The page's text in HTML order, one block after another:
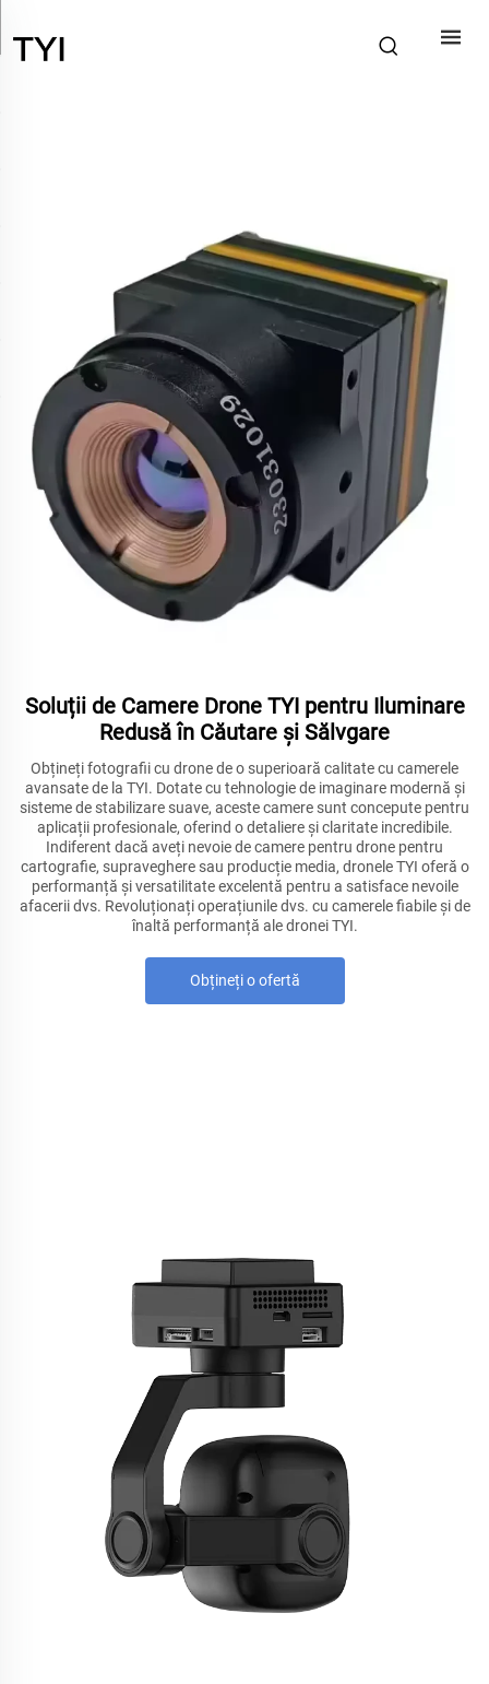
Soluții de Camere Drone TYI pentru Iluminare
Redusă în Căutare și Sălvgare
Obțineți fotografii cu drone de o superioară calitate cu camerele
avansate de la TYI. Dotate cu tehnologie de imaginare modernă și
sisteme de stabilizare suave, aceste camere sunt concepute pentru
aplicații profesionale, oferind o detaliere și claritate incredibile.
Indiferent dacă aveți nevoie de camere pentru drone pentru
cartografie, supraveghere sau producție media, dronele TYI oferă o
performanță și versatilitate excelentă pentru a satisface nevoile
afacerii dvs. Revoluționați operațiunile dvs. cu camerele fiabile și de
înaltă performanță ale dronei TYI.
Obțineți o ofertă